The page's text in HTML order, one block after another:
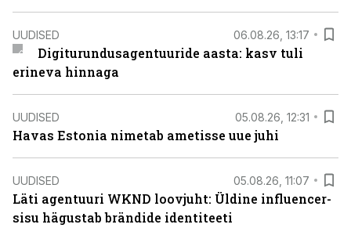
UUDISED 06.08.26, 13:17
Digiturundusagentuuride aasta: kasv tuli
erineva hinnaga
UUDISED 05.08.26, 12:31
Havas Estonia nimetab ametisse uue juhi
UUDISED 05.08.26, 11:07
Läti agentuuri WKND loovjuht: Üldine influencer-
sisu hägustab brändide identiteeti